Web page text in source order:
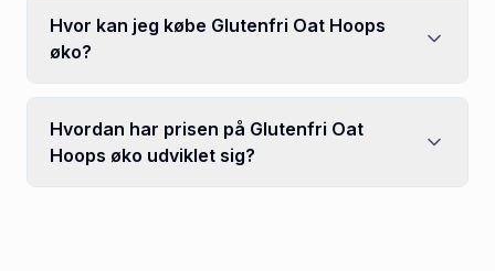
Hvor kan jeg købe Glutenfri Oat Hoops
øko?
Hvordan har prisen på Glutenfri Oat
Hoops øko udviklet sig?